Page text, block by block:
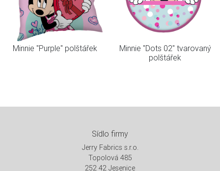
Minnie "Purple" polštářek
Minnie "Dots 02" tvarovaný
polštářek
Sídlo firmy
Jerry Fabrics s.r.o.
Topolová 485
252 42 Jesenice